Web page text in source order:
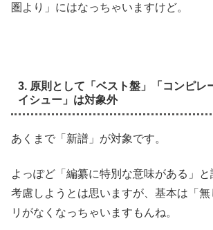
圏より」にはなっちゃいますけど。
3. 原則として「ベスト盤」「コンピレ
イシュー」は対象外
あくまで「新譜」が対象です。
よっぽど「編纂に特別な意味がある」
考慮しようとは思いますが、基本は「
リがなくなっちゃいますもんね。